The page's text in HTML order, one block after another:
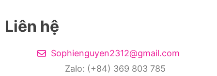
Liên hệ
Sophienguyen2312@gmail.com
Zalo: (+84) 369 803 785